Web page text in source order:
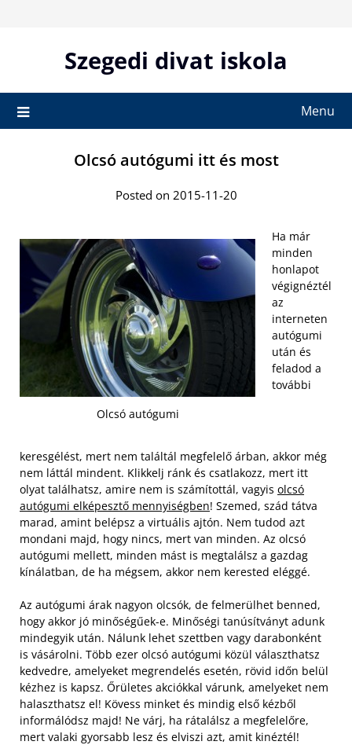
Szegedi divat iskola
Menu
Olcsó autógumi itt és most
Posted on 2015-11-20
Olcsó autógumi
Ha már
minden
honlapot
végignéztél
az
interneten
autógumi
után és
feladod a
további
keresgélést, mert nem találtál megfelelő árban, akkor még
nem láttál mindent. Klikkelj ránk és csatlakozz, mert itt
olyat találhatsz, amire nem is számítottál, vagyis olcsó
autógumi elképesztő mennyiségben! Szemed, szád tátva
marad, amint belépsz a virtuális ajtón. Nem tudod azt
mondani majd, hogy nincs, mert van minden. Az olcsó
autógumi mellett, minden mást is megtalálsz a gazdag
kínálatban, de ha mégsem, akkor nem kerested eléggé.
Az autógumi árak nagyon olcsók, de felmerülhet benned,
hogy akkor jó minőségűek-e. Minőségi tanúsítványt adunk
mindegyik után. Nálunk lehet szettben vagy darabonként
is vásárolni. Több ezer olcsó autógumi közül választhatsz
kedvedre, amelyeket megrendelés esetén, rövid időn belül
kézhez is kapsz. Őrületes akciókkal várunk, amelyeket nem
halaszthatsz el! Kövess minket és mindig első kézből
informálódsz majd! Ne várj, ha rátalálsz a megfelelőre,
mert valaki gyorsabb lesz és elviszi azt, amit kinéztél!